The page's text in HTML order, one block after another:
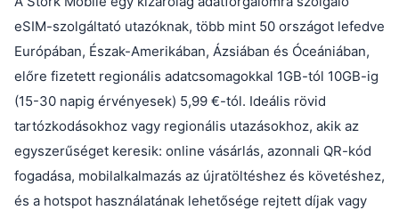
eSIM-szolgáltató utazóknak, több mint 50 országot lefedve
Európában, Észak-Amerikában, Ázsiában és Óceániában,
előre fizetett regionális adatcsomagokkal 1GB-tól 10GB-ig
(15-30 napig érvényesek) 5,99 €-tól. Ideális rövid
tartózkodásokhoz vagy regionális utazásokhoz, akik az
egyszerűséget keresik: online vásárlás, azonnali QR-kód
fogadása, mobilalkalmazás az újratöltéshez és követéshez,
és a hotspot használatának lehetősége rejtett díjak vagy